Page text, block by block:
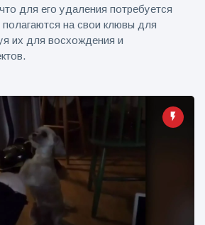
для его удаления потребуется
на свои клювы для
их для восхождения и